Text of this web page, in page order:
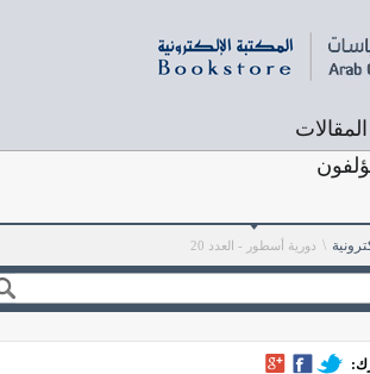
المقالات
\ دورية أسطور - العدد 20